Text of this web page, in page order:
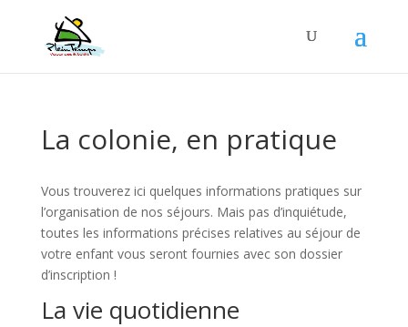
La colonie, en pratique
Vous trouverez ici quelques informations pratiques sur
l’organisation de nos séjours. Mais pas d’inquiétude,
toutes les informations précises relatives au séjour de
votre enfant vous seront fournies avec son dossier
d’inscription !
La vie quotidienne